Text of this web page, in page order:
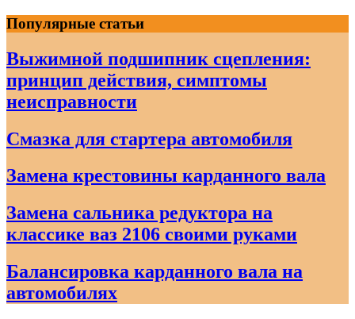
Skip
to
content
Популярные статьи
Выжимной подшипник сцепления:
принцип действия, симптомы
неисправности
Смазка для стартера автомобиля
Замена крестовины карданного вала
Замена сальника редуктора на
классике ваз 2106 своими руками
Балансировка карданного вала на
автомобилях